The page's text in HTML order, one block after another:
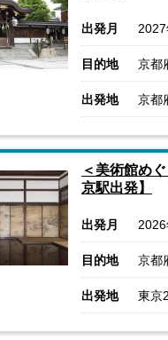
出発月
目的地 京都
出発地 京都
＜美術館め
京駅出発】
出発月
目的地 京都
出発地 東京